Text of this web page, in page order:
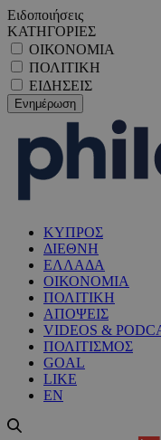
Ειδοποιήσεις
ΚΑΤΗΓΟΡΙΕΣ
ΟΙΚΟΝΟΜΙΑ
ΠΟΛΙΤΙΚΗ
ΕΙΔΗΣΕΙΣ
ΚΥΠΡΟΣ
ΔΙΕΘΝΗ
ΕΛΛΑΔΑ
ΟΙΚΟΝΟΜΙΑ
ΠΟΛΙΤΙΚΗ
ΑΠΟΨΕΙΣ
VIDEOS &
ΠΟΛΙΤΙΣΜΟΣ
GOAL
LIKE
EN